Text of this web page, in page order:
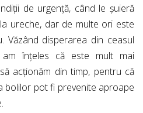
de urgență, când le șuieră
ureche, dar de multe ori este
Văzând disperarea din ceasul
am înțeles că este mult mai
acționăm din timp, pentru că
bolilor pot fi prevenite aproape